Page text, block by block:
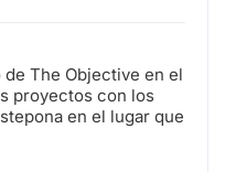
The Objective en el
proyectos con los
en el lugar que